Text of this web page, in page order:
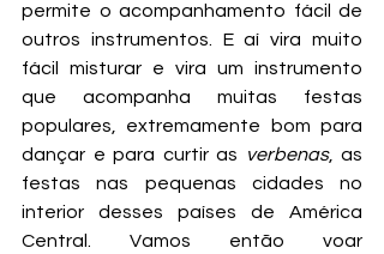
permite o acompanhamento fácil de
outros instrumentos. E aí vira muito
fácil misturar e vira um instrumento
que acompanha muitas festas
populares, extremamente bom para
dançar e para curtir as
verbenas, as
festas nas pequenas cidades no
interior desses países de América
Central. Vamos então voar